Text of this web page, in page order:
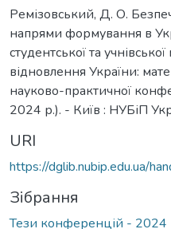
Ремізовський, Д. О.
напрями формування в
студентської та
відновлення України:
науково-практичної
2024 р.). - Київ : НУБіП
URI
https://dglib.nubip.edu.ua/
Зібрання
Тези конференцій - 2024